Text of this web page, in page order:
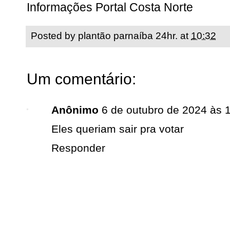
Informações Portal Costa Norte
Posted by plantão parnaíba 24hr. at 10:32
Um comentário:
Anônimo 6 de outubro de 2024 às
Eles queriam sair pra votar
Responder